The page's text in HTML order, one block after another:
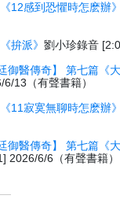
12感到恐懼時怎麽辦
拚派》劉小珍錄音
御醫傳奇】 第七篇《
13（有聲書籍）
11寂寞無聊時怎麽辦
御醫傳奇】 第七篇《
2026/6/6（有聲書籍）